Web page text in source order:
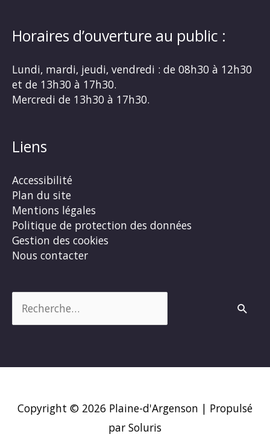
Horaires d’ouverture au public :
Lundi, mardi, jeudi, vendredi : de 08h30 à 12h30
et de 13h30 à 17h30.
Mercredi de 13h30 à 17h30.
Liens
Accessibilité
Plan du site
Mentions légales
Politique de protection des données
Gestion des cookies
Nous contacter
Copyright © 2026 Plaine-d'Argenson | Propulsé
par Soluris